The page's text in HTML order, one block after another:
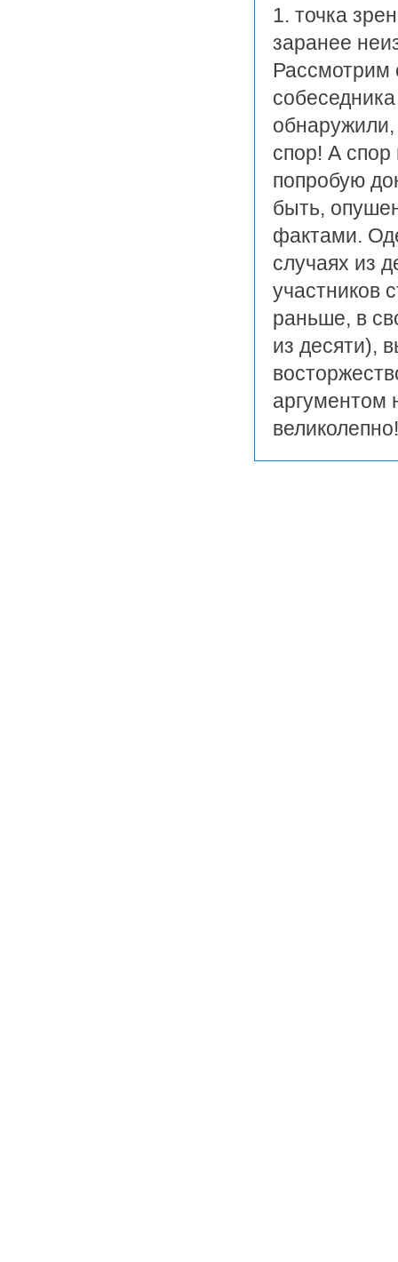
1. точка
заранее
Рассмотрим
спор! А
попробую
быть,
фактами.
случаях из
участников
раньше, в
из десяти),
аргументом
великолепно!